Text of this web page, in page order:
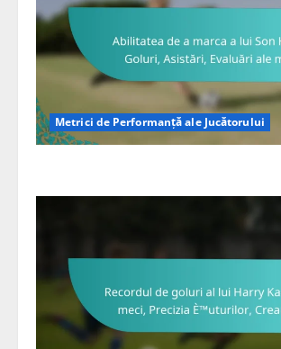
Metrici de Performanță ale Jucătorului